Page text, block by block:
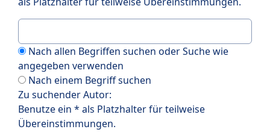
Nach allen Begriffen suchen oder Suche wie
angegeben verwenden
Nach einem Begriff suchen
Zu suchender Autor:
Benutze ein * als Platzhalter für teilweise
Übereinstimmungen.